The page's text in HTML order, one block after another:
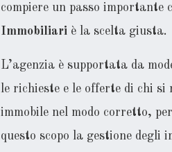
compiere un passo importante
Immobiliariè la scelta giusta.
L’agenzia è supportata da
le richieste e le offerte di chi
immobile nel modo corretto,
questo scopo la gestione degli